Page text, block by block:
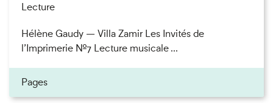
Lecture
Hélène Gaudy — Villa Zamir Les Invités de
l’Imprimerie n°7 Lecture musicale ...
Pages